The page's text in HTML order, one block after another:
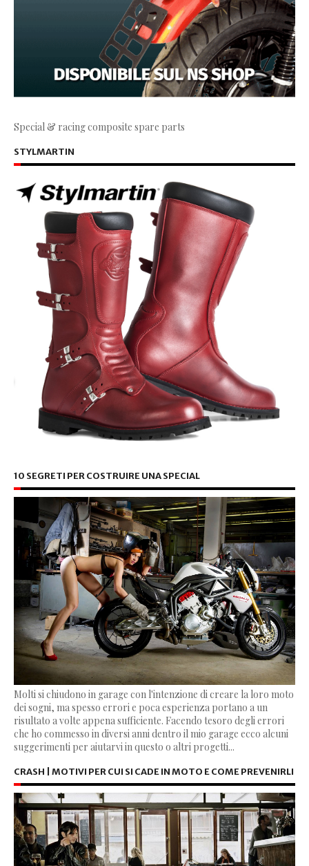
Special & racing composite spare parts
STYLMARTIN
10 SEGRETI PER COSTRUIRE UNA SPECIAL
Molti si chiudono in garage con l'intenzione di creare la loro moto
dei sogni, ma spesso errori e poca esperienza portano a un
risultato a volte appena sufficiente. Facendo tesoro degli errori
che ho commesso in diversi anni dentro il mio garage ecco alcuni
suggerimenti per aiutarvi in questo o altri progetti...
CRASH | MOTIVI PER CUI SI CADE IN MOTO E COME PREVENIRLI